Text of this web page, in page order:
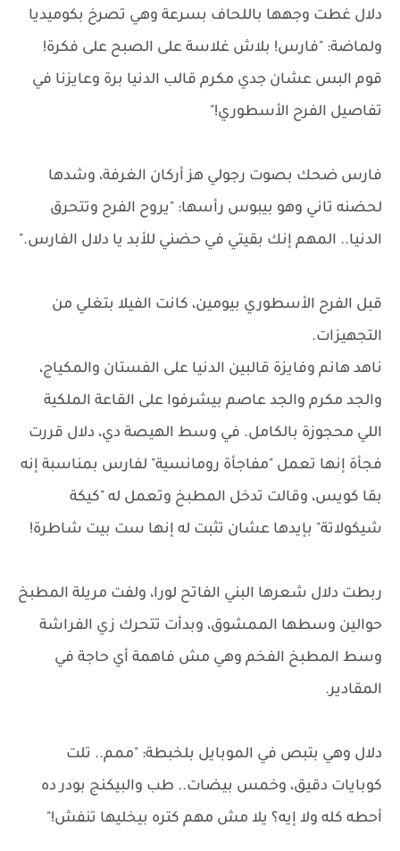
دلال غطت وجهها باللحاف بسرعة وهي تصرخ بكوميديا
ولماضة: "فارس! بلاش غلاسة على الصبح على فكرة!
قوم البس عشان جدي مكرم قالب الدنيا برة وعايزنا في
تفاصيل الفرح الأسطوري!"
فارس ضحك بصوت رجولي هز أركان الغرفة، وشدها
لحضنه تاني وهو بيبوس رأسها: "يروح الفرح وتتحرق
الدنيا.. المهم إنك بقيتي في حضني للأبد يا دلال الفارس."
قبل الفرح الأسطوري بيومين، كانت الفيلا بتغلي من
التجهيزات.
ناهد هانم وفايزة قالبين الدنيا على الفستان والمكياج،
والجد مكرم والجد عاصم بيشرفوا على القاعة الملكية
اللي محجوزة بالكامل. في وسط الهيصة دي، دلال قررت
فجأة إنها تعمل "مفاجأة رومانسية" لفارس بمناسبة إنه
بقا كويس، وقالت تدخل المطبخ وتعمل له "كيكة
شيكولاتة" بإيدها عشان تثبت له إنها ست بيت شاطرة!
ربطت دلال شعرها البني الفاتح لورا، ولفت مريلة المطبخ
حوالين وسطها الممشوق، وبدأت تتحرك زي الفراشة
وسط المطبخ الفخم وهي مش فاهمة أي حاجة في
المقادير.
دلال وهي بتبص في الموبايل بلخبطة: "ممم.. تلت
كوبايات دقيق، وخمس بيضات.. طب والبيكنج بودر ده
أحطه كله ولا إيه؟ يلا مش مهم كتره بيخليها تنفش!"